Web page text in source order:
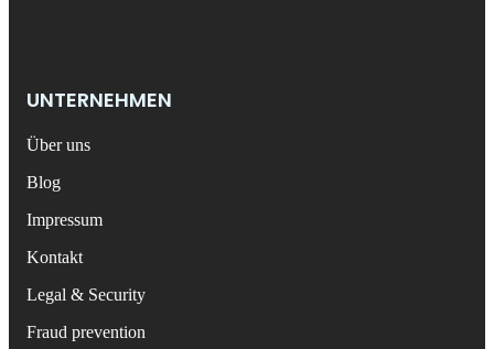
UNTERNEHMEN
Über uns
Blog
Impressum
Kontakt
Legal & Security
Fraud prevention